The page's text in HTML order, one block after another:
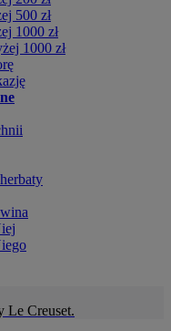
500 zł
1000 zł
1000 zł
Le Creuset.